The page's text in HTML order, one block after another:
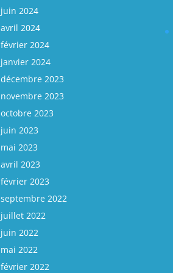
juin 2024
avril 2024
février 2024
janvier 2024
décembre 2023
novembre 2023
octobre 2023
juin 2023
mai 2023
avril 2023
février 2023
septembre 2022
juillet 2022
juin 2022
mai 2022
février 2022